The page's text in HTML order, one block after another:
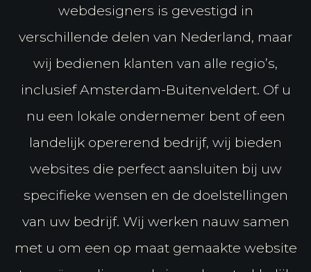
webdesigners is gevestigd in
verschillende delen van Nederland, maar
wij bedienen klanten van alle regio’s,
inclusief Amsterdam-Buitenveldert. Of u
nu een lokale ondernemer bent of een
landelijk opererend bedrijf, wij bieden
websites die perfect aansluiten bij uw
specifieke wensen en de doelstellingen
van uw bedrijf. Wij werken nauw samen
met u om een op maat gemaakte website